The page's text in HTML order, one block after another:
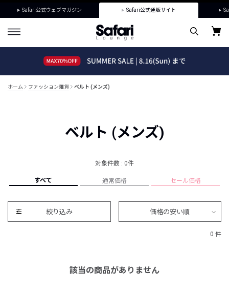
Safari公式ウェブマガジン Safari公式通販サイト
ホーム ファッション雑貨 ベルト (メンズ)
ベルト (メンズ)
対象件数 : 0件
すべて 通常価格 セール価格
絞り込み 価格の安い順
0 件
該当の商品がありません